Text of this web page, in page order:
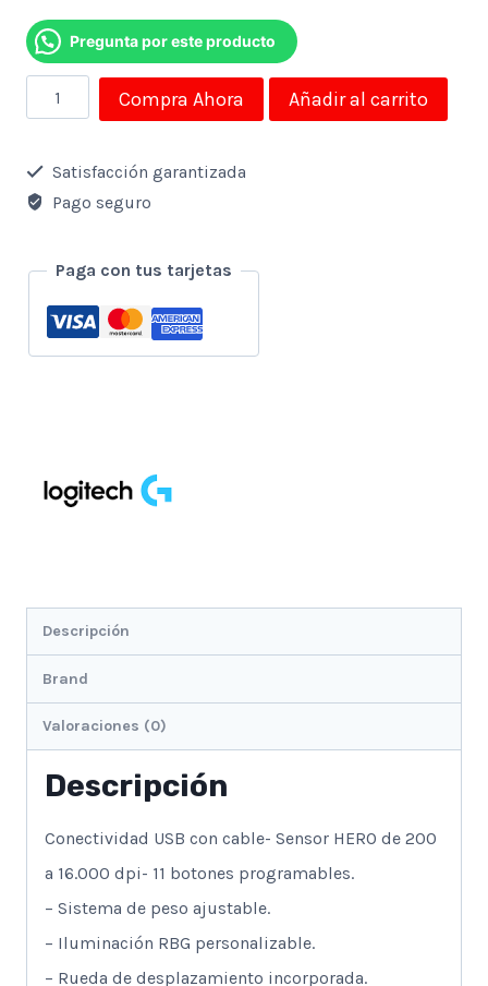
Pregunta por este producto
Mouse
Logitech
Alambrico
Gamer
Hero
Lol-
Kda
cantidad
Compra Ahora Añadir al carrito
Satisfacción garantizada
Pago seguro
Paga con tus tarjetas
Descripción
Brand
Valoraciones (0)
Descripción
Conectividad USB con cable- Sensor HERO de 200
a 16.000 dpi- 11 botones programables.
– Sistema de peso ajustable.
– Iluminación RBG personalizable.
– Rueda de desplazamiento incorporada.